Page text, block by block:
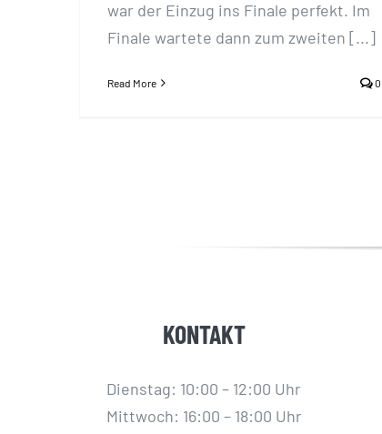
war der Einzug ins Finale perfekt. Im
Finale wartete dann zum zweiten [...]
Read More 0
KONTAKT
Dienstag: 10:00 – 12:00 Uhr
Mittwoch: 16:00 – 18:00 Uhr